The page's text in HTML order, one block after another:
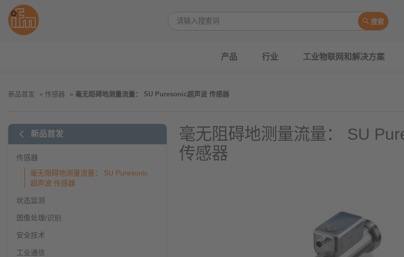
搜索
产品 行业 工业物联网和解决方案
新品首发 传感器 毫无阻碍地测量流量： SU Puresonic超声波 传感器
新品首发
传感器
毫无阻碍地测量流量： SU Puresonic
超声波 传感器
状态监测
图像处理/识别
安全技术
工业通信
毫无阻碍地测量流量： SU
传感器